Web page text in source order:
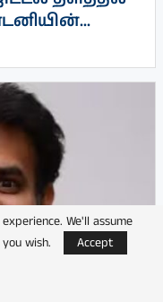
We'll assume
wish.
Accept